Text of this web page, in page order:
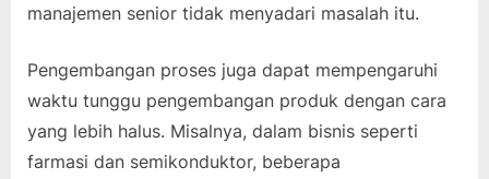
manajemen senior tidak menyadari masalah itu.
Pengembangan proses juga dapat mempengaruhi
waktu tunggu pengembangan produk dengan cara
yang lebih halus. Misalnya, dalam bisnis seperti
farmasi dan semikonduktor, beberapa